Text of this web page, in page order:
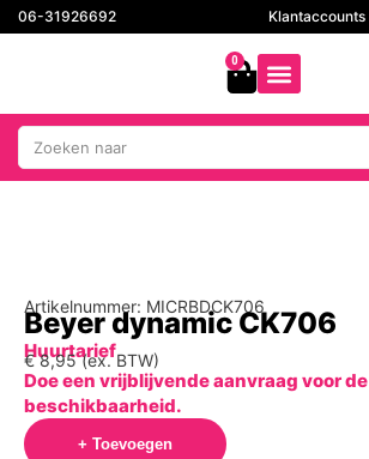
06-31926692 Klantaccounts
0
Artikelnummer: MICRBDCK706
Beyer dynamic CK706
Huurtarief
€8,95(ex. BTW)
Doe een vrijblijvende aanvraag voor de
beschikbaarheid.
+ Toevoegen